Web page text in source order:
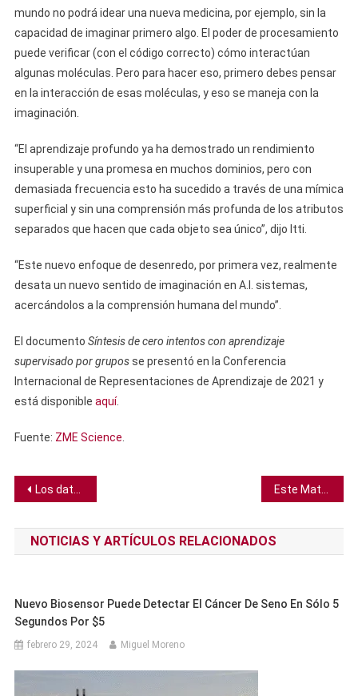
mundo no podrá idear una nueva medicina, por ejemplo, sin la
capacidad de imaginar primero algo. El poder de procesamiento
puede verificar (con el código correcto) cómo interactúan
algunas moléculas. Pero para hacer eso, primero debes pensar
en la interacción de esas moléculas, y eso se maneja con la
imaginación.
“El aprendizaje profundo ya ha demostrado un rendimiento
insuperable y una promesa en muchos dominios, pero con
demasiada frecuencia esto ha sucedido a través de una mímica
superficial y sin una comprensión más profunda de los atributos
separados que hacen que cada objeto sea único”, dijo Itti.
“Este nuevo enfoque de desenredo, por primera vez, realmente
desata un nuevo sentido de imaginación en A.I. sistemas,
acercándolos a la comprensión humana del mundo”.
El documento Síntesis de cero intentos con aprendizaje
supervisado por gruposse presentó en la Conferencia
Internacional de Representaciones de Aprendizaje de 2021 y
está disponible aquí.
Fuente: ZME Science
Navegación
de
entradas
Los datos satélite muestran que las nubes contribuyen al calentamiento global
NOTICIAS Y ARTÍCULOS RELACIONADOS
Nuevo Biosensor Puede Detectar El Cáncer De Seno En Sólo 5
Segundos Por $5
febrero 29, 2024 Miguel Moreno